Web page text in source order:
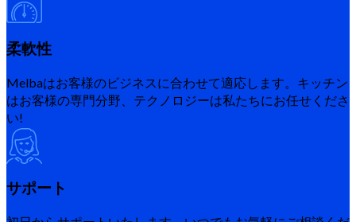
柔軟性
Melbaはお客様のビジネスに合わせて適応します。キッチン
はお客様の専門分野、テクノロジーは私たちにお任せくださ
い!
サポート